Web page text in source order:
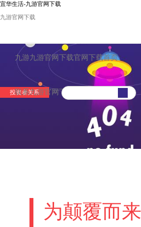
宜华生活-九游官网下载
九游官网下载
九游九游官网下载官网下载首页
联系九游官网下载
投资者关系
为颠覆而